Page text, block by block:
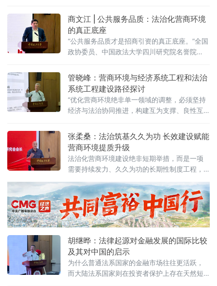
商环境的核心要义在于法治化保障——因为法
治提供明确的预期。当天，中国政法大学法治
化营商环境建设与数字金融研究中心在京正式
成立，同步启动“法治筑基、商业有序——地方
政府促进招商引资和高质量发展路径”法治化营
商文江 | 公共服务品质：法治化营商环境
的真正底座
“公共服务品质才是招商引资的真正底座。”全国
政协委员、中国政法大学四川研究院名誉院
营商环境建设与数字金融研究中心揭牌仪式上
作出上述表示。他指出，《公平竞争审查条
例》施行后，各地招商引资的竞争焦点已从“拼
政策洼地”转向“拼服务高地”“拼法治高地”，长期
稳定、高效透明的法治环境与公共服务成为吸
管晓峰：营商环境与经济系统工程和法治
系统工程建设路径探讨
“优化营商环境绝非单一领域的调整，必须坚持
经济与法治协同推进，构建互为支撑、良性互
教授管晓峰6月7日在中国政法大学法治化营商
环境建设与数字金融研究中心揭牌仪式上作出
上述表示。他在题为《营商环境与经济、法治
系统工程建设路径探讨》的主题演讲中，系统
阐述以系统工程思维推进营商环境建设的理论
框架与实践路径。管晓峰从市场发展环境问
张柔桑：法治筑基久久为功 长效建设赋能
营商环境提质升级
法治化营商环境建设绝非短期举措，而是一项
需要持续发力、久久为功的长期性制度工程，
展的根本路径。
胡继晔：法律起源对金融发展的国际比较
及其对中国的启示
为什么普通法系国家的金融市场往往更活跃，
而大陆法系国家则在投资者保护上存在天然短